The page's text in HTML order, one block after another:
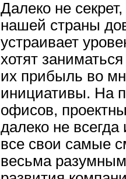
Далеко не
нашей страны
устраивает
хотят
их прибыль во
инициативы. На
офисов,
далеко не
все свои самые
весьма